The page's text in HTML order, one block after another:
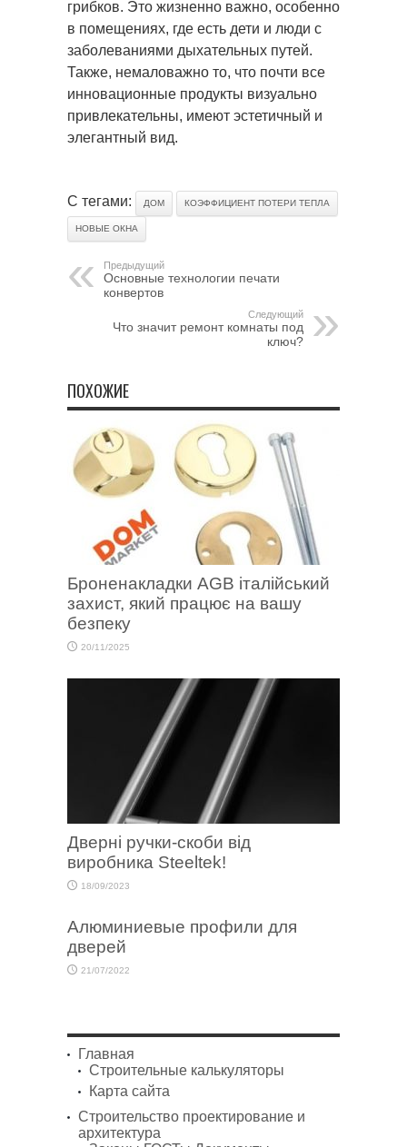
грибков. Это жизненно важно, особенно
в помещениях, где есть дети и люди с
заболеваниями дыхательных путей.
Также, немаловажно то, что почти все
инновационные продукты визуально
привлекательны, имеют эстетичный и
элегантный вид.
С тегами: ДОМ КОЭФФИЦИЕНТ ПОТЕРИ ТЕПЛА
НОВЫЕ ОКНА
Предыдущий
Основные технологии печати
конвертов
Следующий
Что значит ремонт комнаты под
ключ?
ПОХОЖИЕ
Броненакладки AGB італійський
захист, який працює на вашу
безпеку
20/11/2025
Дверні ручки-скоби від
виробника Steeltek!
18/09/2023
Алюминиевые профили для
дверей
21/07/2022
Главная
Строительные калькуляторы
Карта сайта
Строительство проектирование и
архитектура